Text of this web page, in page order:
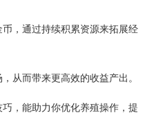
，通过持续积累资源来拓展经
从而带来更高效的收益产出。
，能助力你优化养殖操作，提